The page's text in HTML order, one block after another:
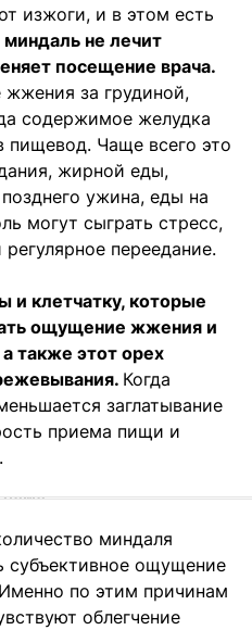
изжоги, и в этом есть
не лечит
посещение врача.
за грудиной,
содержимое желудка
пищевод. Чаще всего это
жирной еды,
ужина, еды на
могут сыграть стресс,
переедание.
клетчатку, которые
ощущение жжения и
также этот орех
Когда
заглатывание
приема пищи и
миндаля
субъективное ощущение
по этим причинам
облегчение